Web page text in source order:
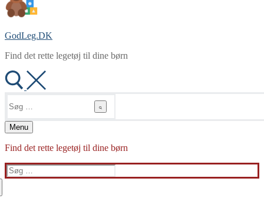
GodLeg.DK
Find det rette legetøj til dine børn
efter:
Menu
Find det rette legetøj til dine børn
Søg
efter: